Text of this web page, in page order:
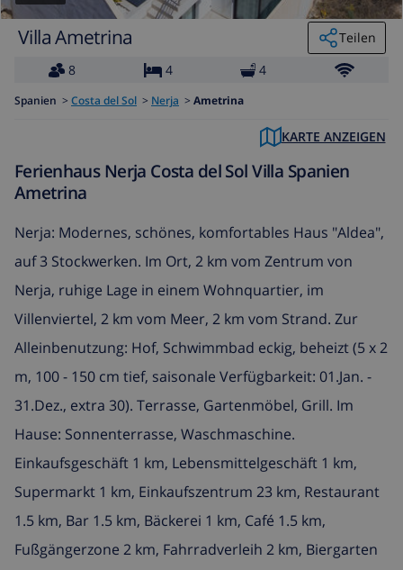
Villa Ametrina
Teilen
8
4 4
Spanien > Costa del Sol > Nerja > Ametrina
KARTE ANZEIGEN
Ferienhaus Nerja Costa del Sol Villa Spanien
Ametrina
Nerja: Modernes, schönes, komfortables Haus "Aldea",
auf 3 Stockwerken. Im Ort, 2 km vom Zentrum von
Nerja, ruhige Lage in einem Wohnquartier, im
Villenviertel, 2 km vom Meer, 2 km vom Strand. Zur
Alleinbenutzung: Hof, Schwimmbad eckig, beheizt (5 x 2
m, 100 - 150 cm tief, saisonale Verfügbarkeit: 01.Jan. -
31.Dez., extra 30). Terrasse, Gartenmöbel, Grill. Im
Hause: Sonnenterrasse, Waschmaschine.
Einkaufsgeschäft 1 km, Lebensmittelgeschäft 1 km,
Supermarkt 1 km, Einkaufszentrum 23 km, Restaurant
1.5 km, Bar 1.5 km, Bäckerei 1 km, Café 1.5 km,
Fußgängerzone 2 km, Fahrradverleih 2 km, Biergarten